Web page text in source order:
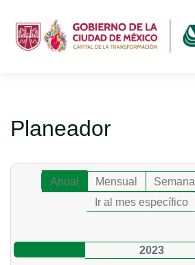
Planeador
Anual Mensual Semanal
Ir al mes específico
2023